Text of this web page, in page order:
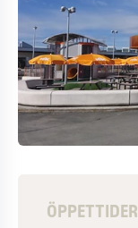
ÖPPETTIDER